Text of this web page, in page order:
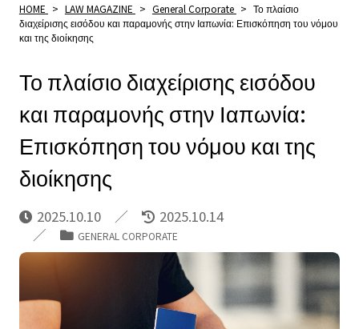
HOME > LAW MAGAZINE > General Corporate > Το πλαίσιο
διαχείρισης εισόδου και παραμονής στην Ιαπωνία: Επισκόπηση του νόμου
και της διοίκησης
Το πλαίσιο διαχείρισης εισόδου
και παραμονής στην Ιαπωνία:
Επισκόπηση του νόμου και της
διοίκησης
2025.10.10 2025.10.14
GENERAL CORPORATE